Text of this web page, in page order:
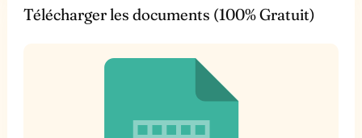
Télécharger les documents (100% Gratuit)